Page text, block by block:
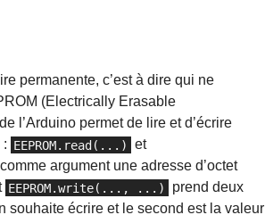
permanente, c’est à dire qui ne
(Electrically Erasable
l’Arduino permet de lire et d’écrire
: EEPROM.read(...) et
argument une adresse d’octet
EEPROM.write(..., ...)
prend deux
souhaite écrire et le second est la valeur